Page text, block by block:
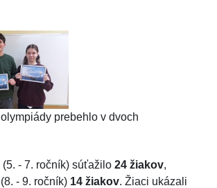
olympiády prebehlo v dvoch
(5. - 7. ročník) súťažilo 24 žiakov,
(8. - 9. ročník) 14 žiakov. Žiaci ukázali